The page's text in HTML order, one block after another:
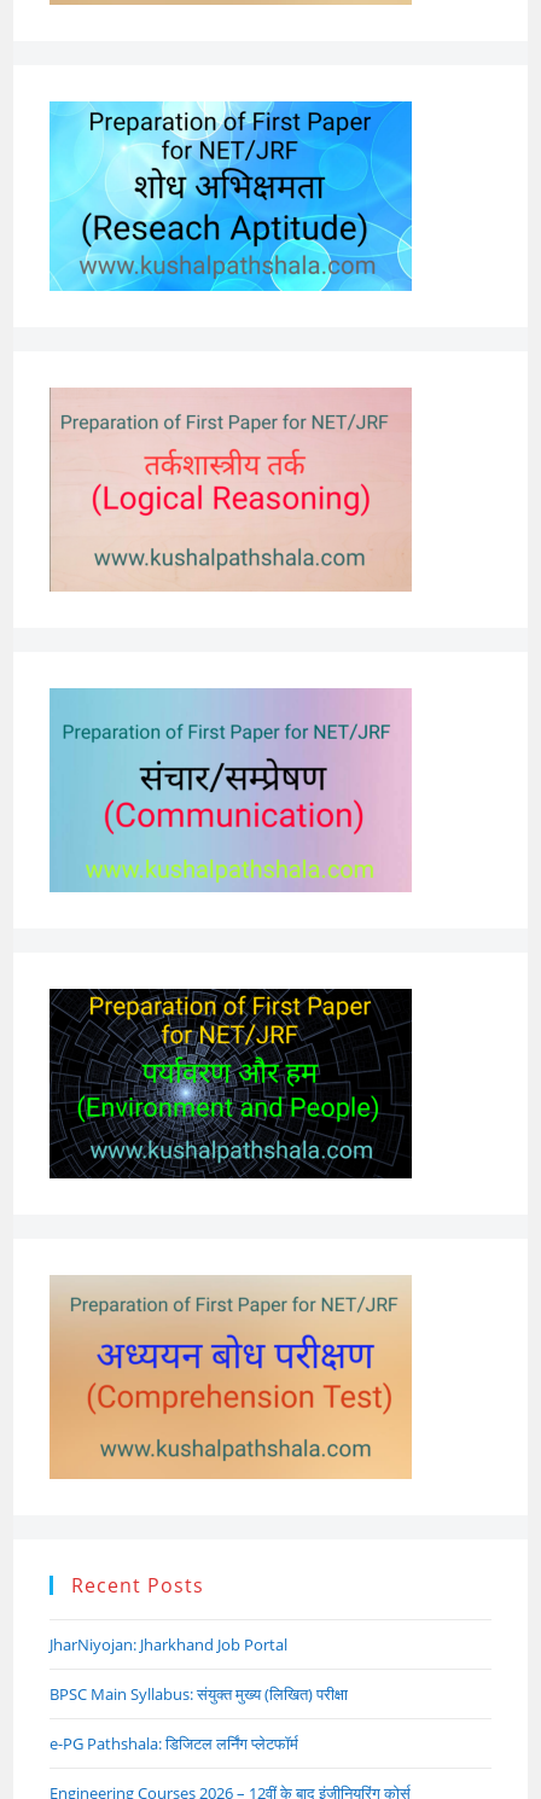
Recent Posts
JharNiyojan: Jharkhand Job Portal
BPSC Main Syllabus: संयुक्त मुख्य (लिखित) परीक्षा
e-PG Pathshala: डिजिटल लर्निंग प्लेटफॉर्म
Engineering Courses 2026 – 12वीं के बाद इंजीनियरिंग कोर्स